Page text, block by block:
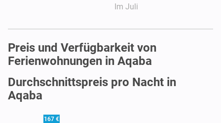
Im Juli
Preis und Verfügbarkeit von
Ferienwohnungen in Aqaba
Durchschnittspreis pro Nacht in
Aqaba
167 €